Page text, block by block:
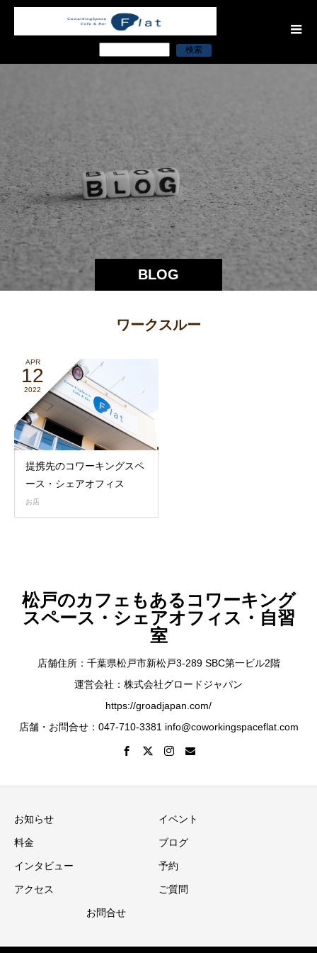
検索
BLOG
ワークスルー
APR
12
2022
提携先のコワーキングスペ
ース・シェアオフィス
お店
松戸のカフェもあるコワーキング
スペース・シェアオフィス・自習
室
店舗住所：千葉県松戸市新松戸3-289 SBC第一ビル2階
運営会社：株式会社グロードジャパン
https://groadjapan.com/
店舗・お問合せ：047-710-3381 info@coworkingspaceflat.com
お知らせ イベント
料金 ブログ
インタビュー 予約
アクセス ご質問
お問合せ